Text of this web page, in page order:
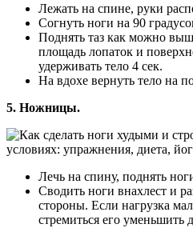
Лежать на спине, руки
Согнуть ноги на 90
Поднять таз как можно
площадь лопаток и
удерживать тело 4 сек.
На вдохе вернуть тело на
5. Ножницы.
Лечь на спину, поднять
Сводить ноги внахлест и
стороны. Если нагрузка
стремиться его уменьшить